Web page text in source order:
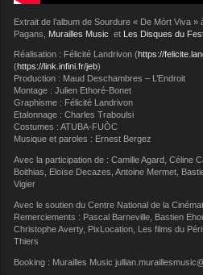
Extrait de l’album de Sourdure « De Mòrt Viva
Pagans, Murailles Music et Les Disques du
Réalisation : Félicité Landrivon (https://
(https://link.infini.fr/jeb)
Production : Maud Deschambres – L’Endroit
Montage : Julien Ethoré-Bonet
Graphisme : Félicité Landrivon
Etalonnage : Charles Traboulsi
Costumes : ATUBA-FUÒC
Musique et paroles : Ernest Bergez
Avec la participation de : Camille Agard, Céline
Boithias, Eloïse Decazes, Antoine Mermet,
Vigier
Avec le soutien du Centre National de la
Remerciements : Pascal Barneville, Bastien
Christophe Averty, PixLocation, Les films du
Thiers
Booking : Murailles Music